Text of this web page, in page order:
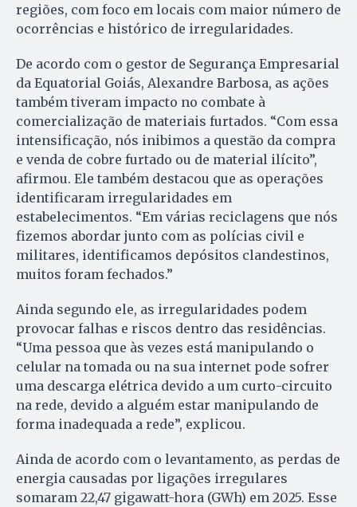
regiões, com foco em locais com maior número de
ocorrências e histórico de irregularidades.
De acordo com o gestor de Segurança Empresarial
da Equatorial Goiás, Alexandre Barbosa, as ações
também tiveram impacto no combate à
comercialização de materiais furtados. “Com essa
intensificação, nós inibimos a questão da compra
e venda de cobre furtado ou de material ilícito”,
afirmou. Ele também destacou que as operações
identificaram irregularidades em
estabelecimentos. “Em várias reciclagens que nós
fizemos abordar junto com as polícias civil e
militares, identificamos depósitos clandestinos,
muitos foram fechados.”
Ainda segundo ele, as irregularidades podem
provocar falhas e riscos dentro das residências.
“Uma pessoa que às vezes está manipulando o
celular na tomada ou na sua internet pode sofrer
uma descarga elétrica devido a um curto-circuito
na rede, devido a alguém estar manipulando de
forma inadequada a rede”, explicou.
Ainda de acordo com o levantamento, as perdas de
energia causadas por ligações irregulares
somaram 22,47 gigawatt-hora (GWh) em 2025. Esse